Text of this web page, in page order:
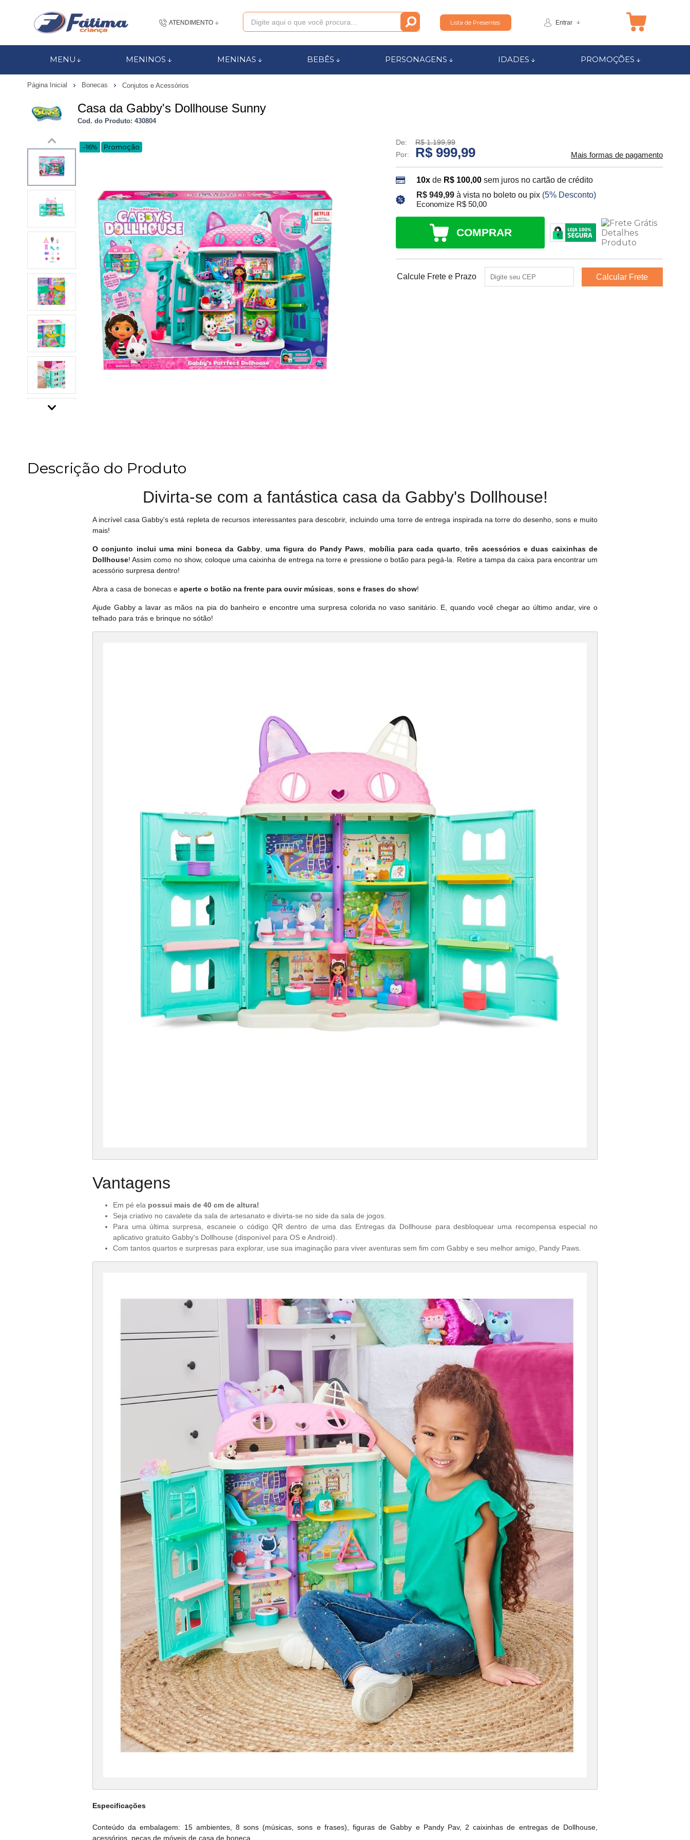
novidades
ATENDIMENTO
Central de Ajuda
Lista de Presentes Entrar
MENU MENINOS MENINAS BEBÊS PERSONAGENS IDADES PROMOÇÕES
Página Inicial Bonecas Conjutos e Acessórios
Casa da Gabby's Dollhouse Sunny
Cod. do Produto: 430804
-16% Promoção
De:
R$ 1.199,99
Por:
R$ 999,99 Mais formas de pagamento
10x de R$ 100,00 sem juros no cartão de crédito
R$ 949,99à vista no boleto ou pix (5% Desconto)
Economize R$ 50,00
COMPRAR
Calcule Frete e Prazo
Descrição do Produto
Divirta-se com a fantástica casa da Gabby's Dollhouse!
A incrível casa Gabby's está repleta de recursos interessantes para descobrir, incluindo uma torre de entrega inspirada na torre do desenho, sons e muito
mais!
O conjunto inclui uma mini boneca da Gabby, uma figura do Pandy Paws mobília para cada quarto
três acessórios e duas caixinhas de
Dollhouse! Assim como no show, coloque uma caixinha de entrega na torre e pressione o botão para pegá-la. Retire a tampa da caixa para encontrar um
acessório surpresa dentro!
Abra a casa de bonecas e aperte o botão na frente para ouvir músicas sons e frases do show!
Ajude Gabby a lavar as mãos na pia do banheiro e encontre uma surpresa colorida no vaso sanitário. E, quando você chegar ao último andar, vire o
telhado para trás e brinque no sótão!
Vantagens
Em pé ela possui mais de 40 cm de altura!
Seja criativo no cavalete da sala de artesanato e divirta-se no side da sala de jogos.
Para uma última surpresa, escaneie o código QR dentro de uma das Entregas da Dollhouse para desbloquear uma recompensa especial no
aplicativo gratuito Gabby's Dollhouse (disponível para OS e Android).
Com tantos quartos e surpresas para explorar, use sua imaginação para viver aventuras sem fim com Gabby e seu melhor amigo, Pandy Paws.
Especificações
Conteúdo da embalagem: 15 ambientes, 8 sons (músicas, sons e frases), figuras de Gabby e Pandy Pav, 2 caixinhas de entregas de Dollhouse,
acessórios, peças de móveis de casa de boneca.